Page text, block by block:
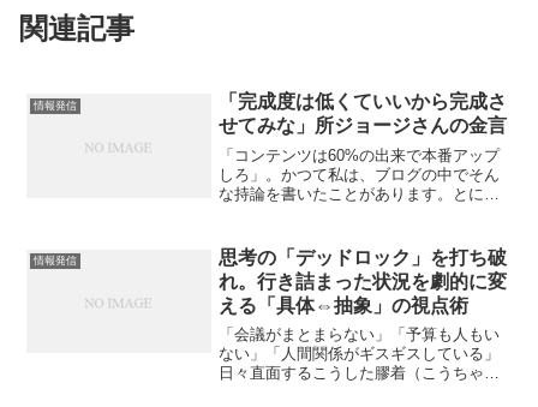
関連記事
情報発信
「完成度は低くていいから完成さ
せてみな」所ジョージさんの金言
「コンテンツは60%の出来で本番アップ
しろ」。かつて私は、ブログの中でそん
な持論を書いたことがあります。とにか
「本当にそれでいいのか？」という、プ
ロとしての迷いが消えなか...
情報発信
思考の「デッドロック」を打ち破
れ。行き詰まった状況を劇的に変
える「具体⇔抽象」の視点術
「会議がまとまらない」「予算も人もい
ない」「人間関係がギスギスしている」
日々直面するこうした膠着（こうちゃ